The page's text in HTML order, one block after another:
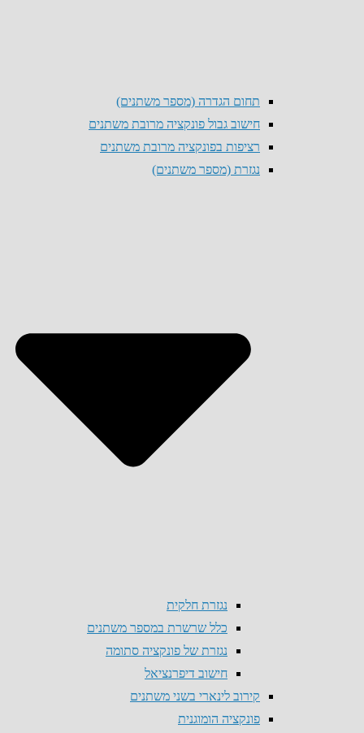
תחום הגדרה (מספר משתנים)
חישוב גבול פונקציה מרובת משתנים
רציפות בפונקציה מרובת משתנים
נגזרת (מספר משתנים)
נגזרת חלקית
כלל שרשרת במספר משתנים
נגזרת של פונקציה סתומה
חישוב דיפרנציאל
קירוב לינארי בשני משתנים
פונקציה הומוגנית